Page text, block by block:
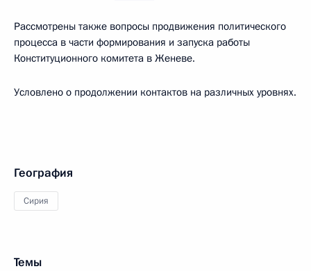
Рассмотрены также вопросы продвижения политического
процесса в части формирования и запуска работы
Конституционного комитета в Женеве.
Условлено о продолжении контактов на различных уровнях.
География
Сирия
Темы